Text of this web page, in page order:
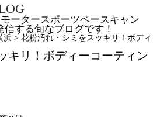
ータースポーツベースキャン
信する旬なブログです！
浜 > 花粉汚れ・シミをスッキリ！ボディ
キリ！ボディーコーティン